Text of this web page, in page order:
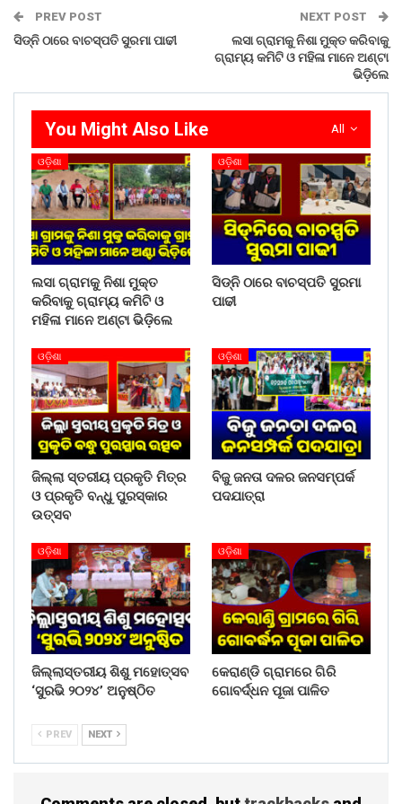
PREV POST
ସିଡ୍‌ନି ଠାରେ ବାଚସ୍ପତି ସୁରମା ପାଢୀ
NEXT POST
ଲସା ଗ୍ରାମକୁ ନିଶା ମୁକ୍ତ କରିବାକୁ
ଗ୍ରାମ୍ୟ କମିଟି ଓ ମହିଳା ମାନେ ଅଣ୍ଟା
ଭିଡ଼ିଲେ
All
You Might Also Like
ଓଡ଼ିଶା
ଲସା ଗ୍ରାମକୁ ନିଶା ମୁକ୍ତ
କରିବାକୁ ଗ୍ରାମ୍ୟ କମିଟି ଓ
ମହିଳା ମାନେ ଅଣ୍ଟା ଭିଡ଼ିଲେ
ଓଡ଼ିଶା
ସିଡ୍‌ନି ଠାରେ ବାଚସ୍ପତି ସୁରମା
ପାଢୀ
ଓଡ଼ିଶା
ଜିଲ୍ଲା ସ୍ତରୀୟ ପ୍ରକୃତି ମିତ୍ର
ଓ ପ୍ରକୃତି ବନ୍ଧୁ ପୁରସ୍କାର
ଉତ୍ସବ
ଓଡ଼ିଶା
ବିଜୁ ଜନତା ଦଳର ଜନସମ୍ପର୍କ
ପଦଯାତ୍ରା
ଓଡ଼ିଶା
ଜିଲ୍ଲାସ୍ତରୀୟ ଶିଶୁ ମହୋତ୍ସବ
‘ସୁରଭି ୨୦୨୪’ ଅନୁଷ୍ଠିତ
ଓଡ଼ିଶା
କେରାଣ୍ଡି ଗ୍ରାମରେ ଗିରି
ଗୋବର୍ଦ୍ଧନ ପୂଜା ପାଳିତ
PREV NEXT